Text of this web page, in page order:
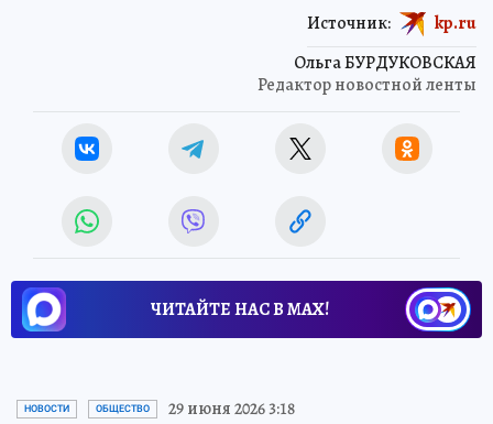
Ольга БУРДУКОВСКАЯ
Редактор новостной ленты
Источник: kp.ru
ЧИТАЙТЕ НАС В МАХ!
НОВОСТИ ОБЩЕСТВО 29 июня 2026 3:18